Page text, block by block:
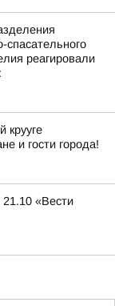
спасательного
реагировали
крууге
и гости города!
21.10 «Вести